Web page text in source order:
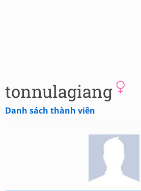
tonnulagiang
Danh sách thành viên